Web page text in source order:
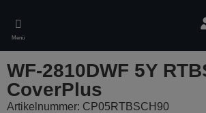
main
content
Menü
WF-2810DWF 5Y
CoverPlus
Artikelnummer: CP05RTBSCH90